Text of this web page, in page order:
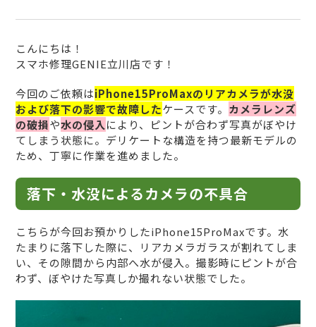
こんにちは！
スマホ修理GENIE立川店です！
今回のご依頼はiPhone15ProMaxのリアカメラが水没
および落下の影響で故障したケースです。 カメラレンズ
の破損や水の侵入により、ピントが合わず写真がぼやけ
てしまう状態に。デリケートな構造を持つ最新モデルの
ため、丁寧に作業を進めました。
落下・水没によるカメラの不具合
こちらが今回お預かりしたiPhone15ProMaxです。水
たまりに落下した際に、リアカメラガラスが割れてしま
い、その隙間から内部へ水が侵入。撮影時にピントが合
わず、ぼやけた写真しか撮れない状態でした。